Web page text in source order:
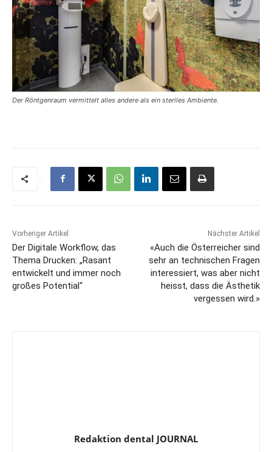
Der Röntgenraum vermittelt alles andere als ein steriles Ambiente.
Vorheriger Artikel
Der Digitale Workflow, das
Thema Drucken: „Rasant
entwickelt und immer noch
großes Potential“
Nächster Artikel
«Auch die Österreicher sind
sehr an technischen Fragen
interessiert, was aber nicht
heisst, dass die Ästhetik
vergessen wird.»
Redaktion dental JOURNAL